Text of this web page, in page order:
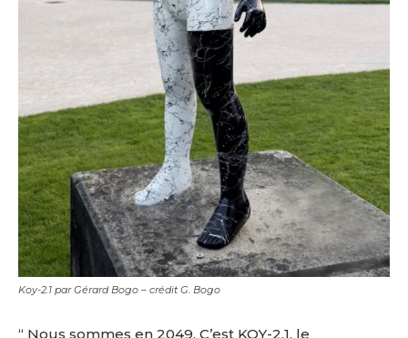
Koy-2.1 par Gérard Bogo – crédit G. Bogo
“ Nous sommes en 2049. C’est KOY-2.1, le